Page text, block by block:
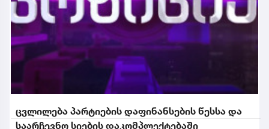
ცვლილება პარტიების დაფინანსების წესსა და
საარჩევნო სიების დაკომპლექტებაში